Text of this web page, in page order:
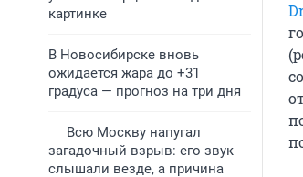
картинке
В Новосибирске вновь
ожидается жара до +31
градуса — прогноз на три дня
Всю Москву напугал
загадочный взрыв: его звук
слышали везде, а причина